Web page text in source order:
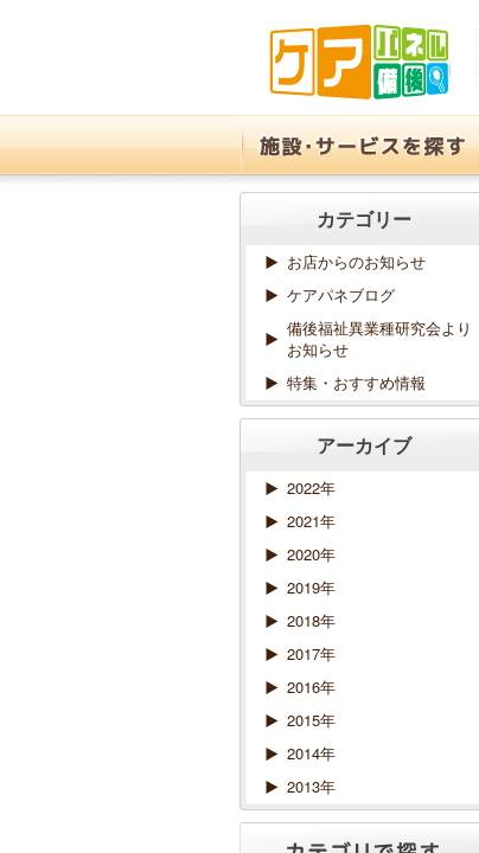
カテゴリー
お店からのお知らせ
ケアパネブログ
備後福祉異業種研究会より
お知らせ
特集・おすすめ情報
アーカイブ
2022年
2021年
2020年
2019年
2018年
2017年
2016年
2015年
2014年
2013年